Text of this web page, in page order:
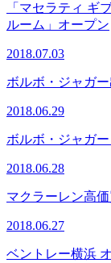
「マセラティ
ルーム」オープン
2018.07.03
ボルボ・ジャガ
2018.06.29
ボルボ・ジャガ
2018.06.28
マクラーレン高
2018.06.27
ベントレー横浜